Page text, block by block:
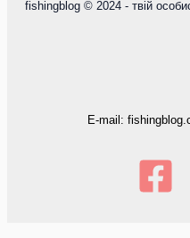
fishingblog © 2024 - твій
E-mail: